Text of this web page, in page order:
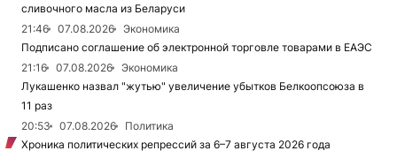
сливочного масла из Беларуси
21:46
07.08.2026
Экономика
Подписано соглашение об электронной торговле товарами в ЕАЭС
21:16
07.08.2026
Экономика
Лукашенко назвал "жутью" увеличение убытков Белкоопсоюза в
11 раз
20:53
07.08.2026
Политика
Хроника политических репрессий за 6–7 августа 2026 года